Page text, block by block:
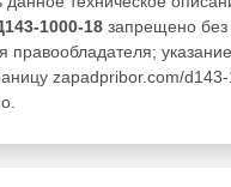
1000-18 запрещено без
правообладателя;
zapadpribor.com/